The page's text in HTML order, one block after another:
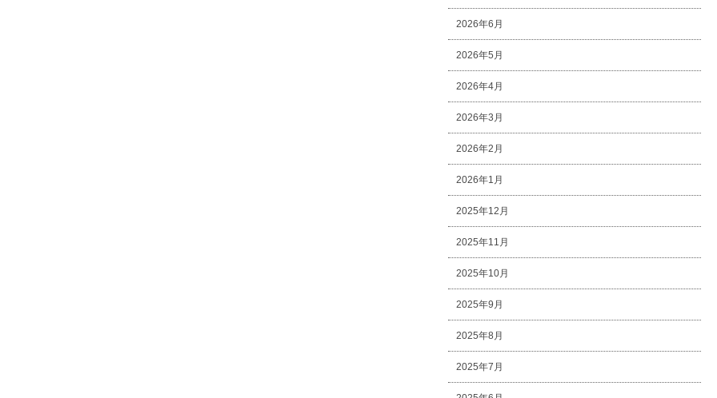
2026年6月
2026年5月
2026年4月
2026年3月
2026年2月
2026年1月
2025年12月
2025年11月
2025年10月
2025年9月
2025年8月
2025年7月